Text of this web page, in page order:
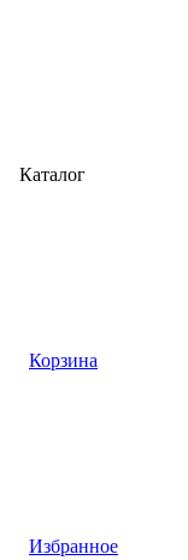
Каталог
Корзина
Избранное